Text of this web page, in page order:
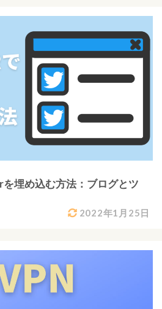
2022年1月25日
埋め込む方法：ブログとツ